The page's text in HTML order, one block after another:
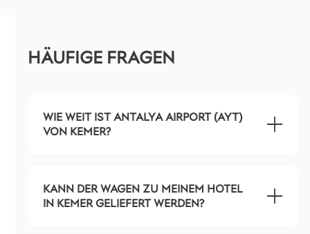
HÄUFIGE FRAGEN
WIE WEIT IST ANTALYA AIRPORT (AYT)
VON KEMER?
KANN DER WAGEN ZU MEINEM HOTEL
IN KEMER GELIEFERT WERDEN?